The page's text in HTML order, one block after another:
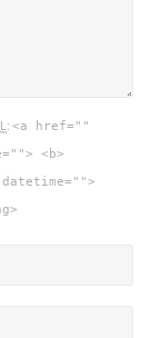
: <a href=""
<b>